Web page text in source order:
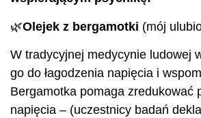
🌿Olejek z bergamotki (mój
W tradycyjnej medycynie ludowej
go do łagodzenia napięcia i
Bergamotka pomaga zredukować
napięcia – (uczestnicy badań